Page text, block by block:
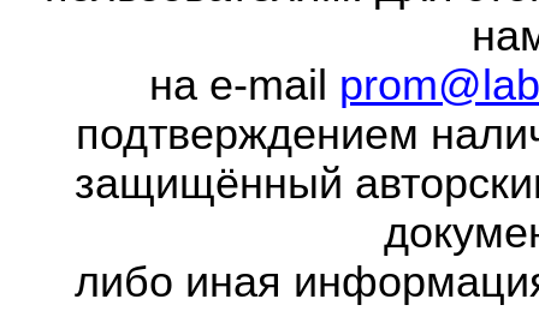
на e-mail
подтверждением
защищённый
либо иная